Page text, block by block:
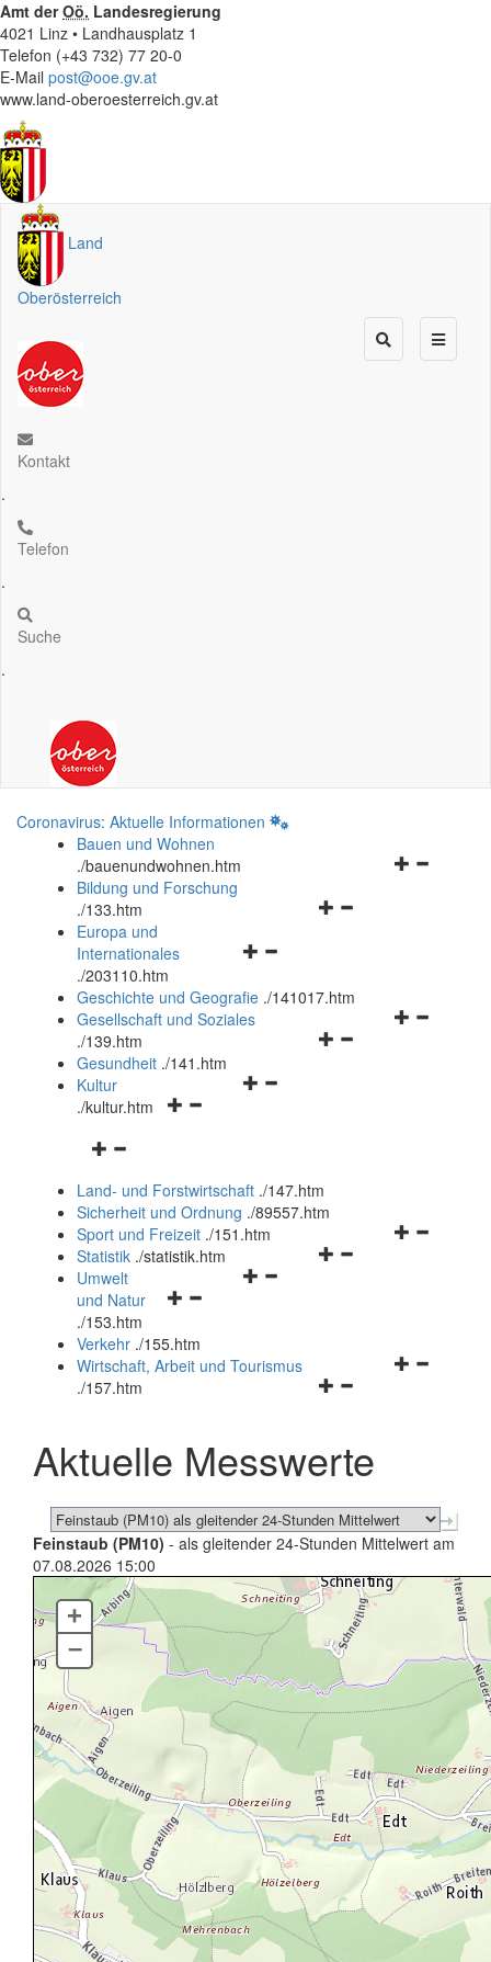
Amt derOö. Landesregierung
4021 Linz • Landhausplatz 1
Telefon (+43 732) 77 20-0
E-Mail post@ooe.gv.at
www.land-oberoesterreich.gv.at
Land
Oberösterreich
Kontakt
.
Telefon
.
Suche
.
Coronavirus: Aktuelle Informationen
Bauen und Wohnen
./bauenundwohnen.htm
Navigationsmenü
Bildung und Forschung
./133.htm
Navigationsmenü
und
schließen
Europa und
Internationales
./203110.htm
Geschichte und Geografie ./141017.htm
Navigationsmenü
Gesellschaft und Soziales
./139.htm
Navigationsmenü
Gesundheit ./141.htm
Navigationsmenü
Kultur
./kultur.htm
Navigationsmenü
und
schließen
Land- und Forstwirtschaft ./147.htm
Sicherheit und Ordnung ./89557.htm
Navigationsmenü
Sport und Freizeit ./151.htm
Navigationsmenü
Statistik ./statistik.htm
Navigationsmenü
und
schließen
Umwelt
und Natur
./153.htm
Verkehr ./155.htm
Navigationsmenü
schließen
Wirtschaft, Arbeit und Tourismus
./157.htm
Aktuelle Messwerte
Feinstaub (PM10) - als gleitender 24-Stunden Mittelwert am
07.08.2026 15:00
+
–